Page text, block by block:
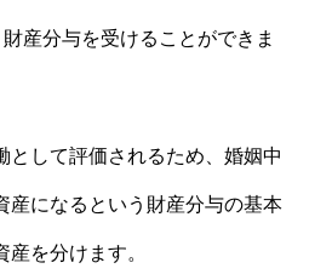
産分与を受けることができま
として評価されるため、婚姻中
産になるという財産分与の基本
を分けます。